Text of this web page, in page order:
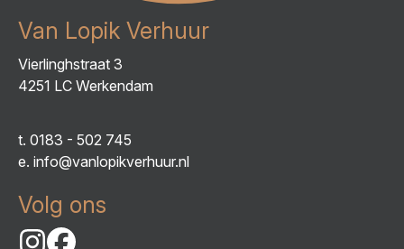
Van Lopik Verhuur
Vierlinghstraat 3
4251 LC Werkendam
t. 0183 - 502 745
e. info@vanlopikverhuur.nl
Volg ons